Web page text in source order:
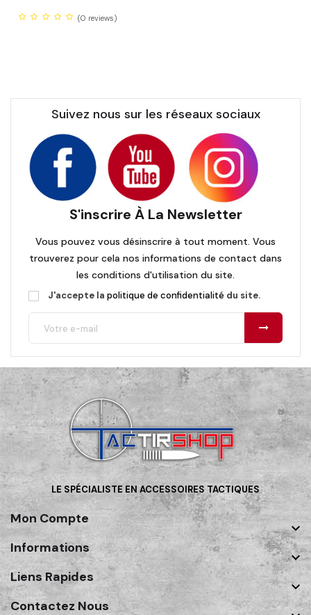
(0 reviews)
Suivez nous sur les réseaux sociaux
S'inscrire À La Newsletter
Vous pouvez vous désinscrire à tout moment. Vous
trouverez pour cela nos informations de contact dans
les conditions d'utilisation du site.
J'accepte la politique de confidentialité du site.
LE SPÉCIALISTE EN ACCESSOIRES TACTIQUES
Mon Compte

Informations

Liens Rapides

Contactez Nous